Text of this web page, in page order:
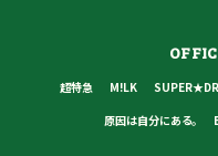
超特急 M!LK
原因は自分にある。